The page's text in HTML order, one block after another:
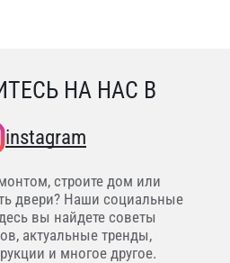
НА НАС В
instagram
строите дом или
двери? Наши социальные
вы найдете советы
актуальные тренды,
и многое другое.